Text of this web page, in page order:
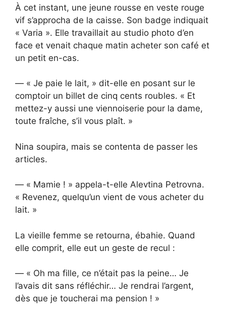
À cet instant, une jeune rousse en veste rouge
vif s’approcha de la caisse. Son badge indiquait
« Varia ». Elle travaillait au studio photo d’en
face et venait chaque matin acheter son café et
un petit en-cas.
— « Je paie le lait, » dit-elle en posant sur le
comptoir un billet de cinq cents roubles. « Et
mettez-y aussi une viennoiserie pour la dame,
toute fraîche, s’il vous plaît. »
Nina soupira, mais se contenta de passer les
articles.
— « Mamie ! » appela-t-elle Alevtina Petrovna.
« Revenez, quelqu’un vient de vous acheter du
lait. »
La vieille femme se retourna, ébahie. Quand
elle comprit, elle eut un geste de recul :
— « Oh ma fille, ce n’était pas la peine… Je
l’avais dit sans réfléchir… Je rendrai l’argent,
dès que je toucherai ma pension ! »